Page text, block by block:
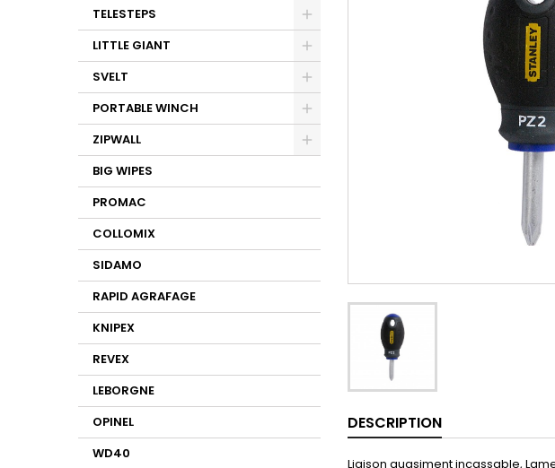
TELESTEPS
LITTLE GIANT
SVELT
PORTABLE WINCH
ZIPWALL
BIG WIPES
PROMAC
COLLOMIX
SIDAMO
RAPID AGRAFAGE
KNIPEX
REVEX
LEBORGNE
OPINEL
WD40
DESCRIPTION
Liaison quasiment incassable,